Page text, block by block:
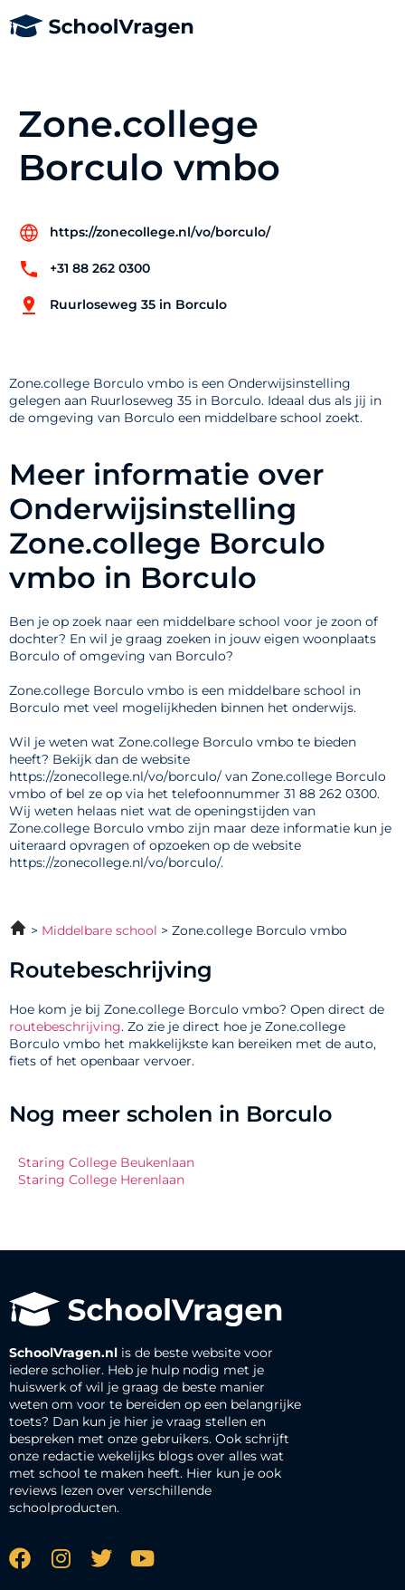
Zone.college
Borculo vmbo
https://zonecollege.nl/vo/borculo/
+31 88 262 0300
Ruurloseweg 35 in Borculo
Zone.college Borculo vmbo is een Onderwijsinstelling
gelegen aan Ruurloseweg 35 in Borculo. Ideaal dus als jij in
de omgeving van Borculo een middelbare school zoekt.
Meer informatie over
Onderwijsinstelling
Zone.college Borculo
vmbo in Borculo
Ben je op zoek naar een middelbare school voor je zoon of
dochter? En wil je graag zoeken in jouw eigen woonplaats
Borculo of omgeving van Borculo?
Zone.college Borculo vmbo is een middelbare school in
Borculo met veel mogelijkheden binnen het onderwijs.
Wil je weten wat Zone.college Borculo vmbo te bieden
heeft? Bekijk dan de website
https://zonecollege.nl/vo/borculo/ van Zone.college Borculo
vmbo of bel ze op via het telefoonnummer 31 88 262 0300.
Wij weten helaas niet wat de openingstijden van
Zone.college Borculo vmbo zijn maar deze informatie kun je
uiteraard opvragen of opzoeken op de website
https://zonecollege.nl/vo/borculo/.
Middelbare school Zone.college Borculo vmbo
Routebeschrijving
Hoe kom je bij Zone.college Borculo vmbo? Open direct de
routebeschrijving. Zo zie je direct hoe je Zone.college
Borculo vmbo het makkelijkste kan bereiken met de auto,
fiets of het openbaar vervoer.
Nog meer scholen in Borculo
Staring College Beukenlaan
Staring College Herenlaan
SchoolVragen.nl is de beste website voor
iedere scholier. Heb je hulp nodig met je
huiswerk of wil je graag de beste manier
weten om voor te bereiden op een belangrijke
toets? Dan kun je hier je vraag stellen en
bespreken met onze gebruikers. Ook schrijft
onze redactie wekelijks blogs over alles wat
met school te maken heeft. Hier kun je ook
reviews lezen over verschillende
schoolproducten.